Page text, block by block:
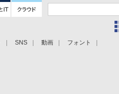
SNS 動画 フォント